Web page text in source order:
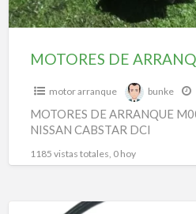
DCI
motor arranque bunke
MOTORES DE ARRANQUE
NISSAN CABSTAR DCI
1185 vistas totales, 0 hoy